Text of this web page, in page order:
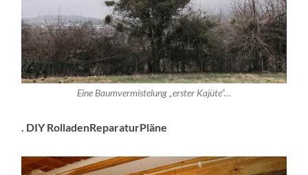
Eine Baumvermistelung „erster Kajüte“…
. DIY RolladenReparaturPläne